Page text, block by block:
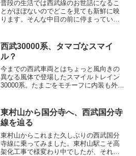
普段の生活では西武線のお世話になるこ
とがほぼないのでどこを見ても新鮮に映
ります。そんな中目の前に停まっていた
にホームドアがまだ開いてる。と思った
ら少し遅れてホームドアがクローズ。
西武30000系、タマゴなスマイ
ル？
今までの西武車両とはちょっと風向きの
異なる風体で登場したスマイルトレイン
30000系。たまごをモチーフに内装も外装
けど乗ったことはあったっけ？そう思っ
ていたら目の前を急行として通過して行
ってしまいました・・・。
東村山から国分寺へ、西武国分寺
線を辿る
東村山からこれまた久しぶりの西武国分
寺線に乗ってみました。東村山駅こそ高
架化工事で様変わり中でしたが、それ以